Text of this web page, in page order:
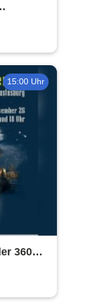
15:00 Uhr
360
der